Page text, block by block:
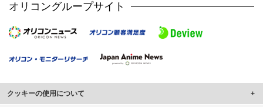
オリコングループサイト
クッキーの使用について